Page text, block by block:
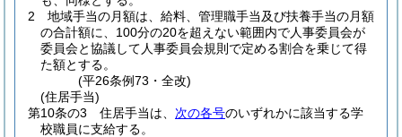
2
地域手当の月額は、給料、管理職手当及び扶養手当の月額
の合計額に、100分の20を超えない範囲内で人事委員会が
委員会と協議して人事委員会規則で定める割合を乗じて得
た額とする。
(平26条例73・全改)
(住居手当)
第10条の3
住居手当は、 次の各号のいずれかに該当する学
校職員に支給する。